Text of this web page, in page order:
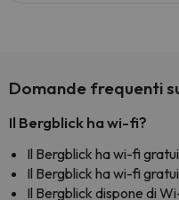
Domande frequenti
Il Bergblick ha wi-fi?
Il Bergblick ha wi-fi
Il Bergblick ha wi-fi
Il Bergblick dispone di